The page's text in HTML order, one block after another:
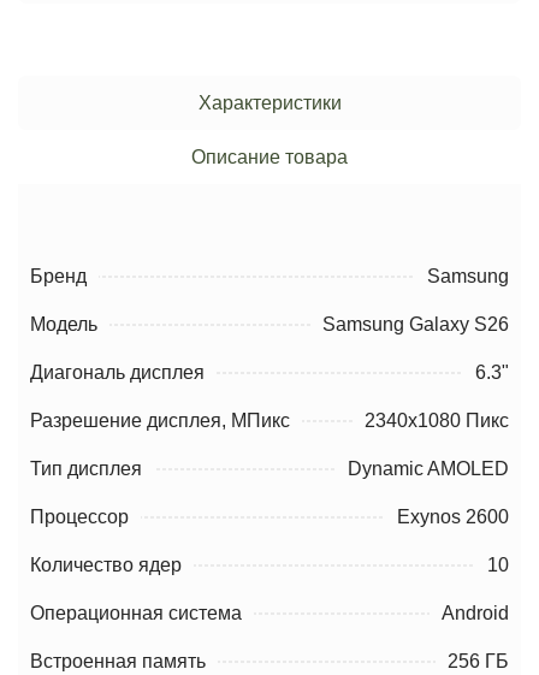
Характеристики
Описание товара
Бренд Samsung
Модель Samsung Galaxy S26
Диагональ дисплея 6.3"
Разрешение дисплея, МПикс 2340x1080 Пикс
Тип дисплея Dynamic AMOLED
Процессор Exynos 2600
Количество ядер 10
Операционная система Android
Встроенная память 256 ГБ